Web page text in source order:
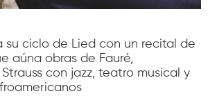
su ciclo de Lied con un recital de
aúna obras de Fauré,
con jazz, teatro musical y